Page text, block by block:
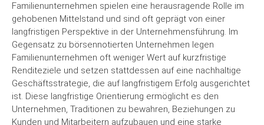
Familienunternehmen spielen eine herausragende Rolle im
gehobenen Mittelstand und sind oft geprägt von einer
langfristigen Perspektive in der Unternehmensführung. Im
Gegensatz zu börsennotierten Unternehmen legen
Familienunternehmen oft weniger Wert auf kurzfristige
Renditeziele und setzen stattdessen auf eine nachhaltige
Geschäftsstrategie, die auf langfristigem Erfolg ausgerichtet
ist. Diese langfristige Orientierung ermöglicht es den
Unternehmen, Traditionen zu bewahren, Beziehungen zu
Kunden und Mitarbeitern aufzubauen und eine starke